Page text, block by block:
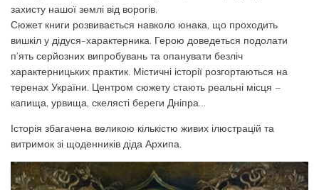
захисту нашої землі від ворогів.
Сюжет книги розвивається навколо юнака, що проходить
вишкіл у дідуся-характерника. Герою доведеться подолати
п’ять серйозних випробувань та опанувати безліч
характерницьких практик. Містичні історії розгортаються на
теренах України. Центром сюжету стають реальні місця –
капища, урвища, скелясті береги Дніпра…
Історія збагачена великою кількістю живих ілюстрацій та
витримок зі щоденників діда Архипа.